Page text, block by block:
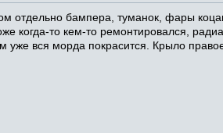
отдельно бампера, туманок, фары
когда-то кем-то ремонтировался,
уже вся морда покрасится. Крыло